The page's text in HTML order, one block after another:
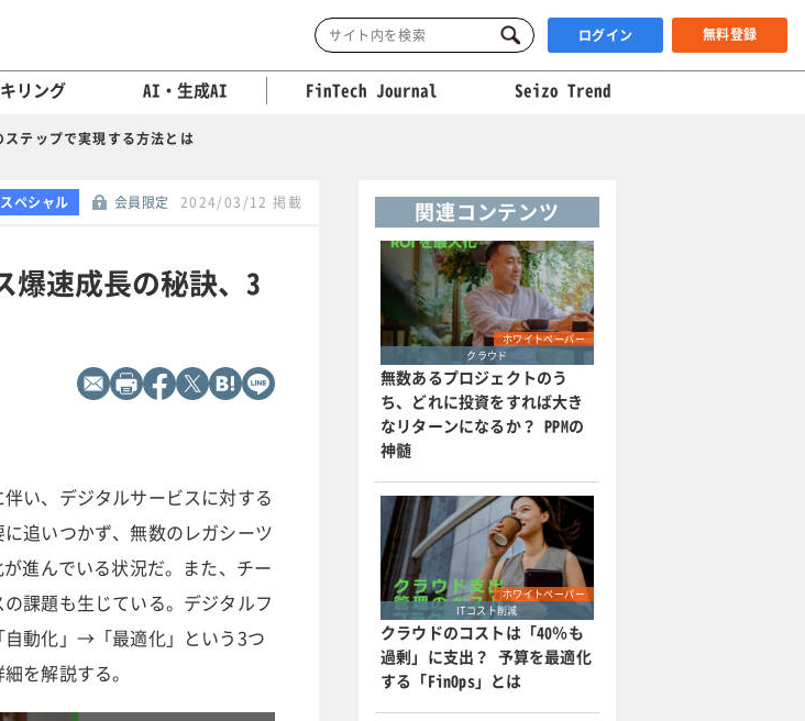
ログイン 無料登録
リング AI・生成AI FinTech Journal Seizo Trend
ステップで実現する方法とは
スペシャル 会員限定 2024/03/12 掲載
爆速成長の秘訣、3
い、デジタルサービスに対する
追いつかず、無数のレガシーツ
進んでいる状況だ。また、チー
課題も生じている。デジタルフ
動化」→「最適化」という3つ
を解説する。
関連コンテンツ
ホワイトペーパー
クラウド
無数あるプロジェクトのう
ち、どれに投資をすれば大き
なリターンになるか？ PPMの
神髄
ホワイトペーパー
ITコスト削減
クラウドのコストは「40％も
過剰」に支出？ 予算を最適化
する「FinOps」とは